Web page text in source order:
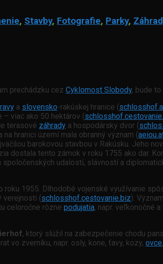
, Stavby, Fotografie, Parky,
prechádzku cez Cyklomost Slobody, bude to
a slovensko-rakúskej hranice (
– viac ako 50 hektárov (
terasové záhrady a hospodársky dvor (
hranici území mala obranný význam (
barokovou stavbou v Rakúsku. Jeho
dostala tento zámok v roku 1755 ako dar.
udalostí, slávností a
roku 1955. Dlhodobé vojenské využívanie
verejnosti (schlosshof.cestovanie.biz).
celoročne rôzne podujatia, napr. veľkonočné a
, ktorý slúžil na zabezpečenie chodu
vo zverníku, napr. osly, kone, ťavy, kozy, ovce